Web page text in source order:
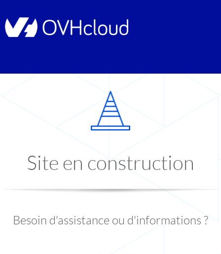
Site en construction
Besoin d'assistance ou d'informations ?